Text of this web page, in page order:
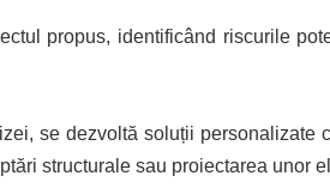
propus, identificând riscurile
se dezvoltă soluții personalizate
structurale sau proiectarea unor